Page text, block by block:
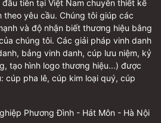
tiên tại Việt Nam chuyên thiết kế
yêu cầu. Chúng tôi giúp các
và độ nhận biết thương hiệu bằng
chúng tôi. Các giải pháp vinh danh
bảng vinh danh, cúp lưu niệm, kỷ
tạo hình logo thương hiệu...) được
cúp pha lê, cúp kim loại quý, cúp
Phương Đình - Hát Môn - Hà Nội